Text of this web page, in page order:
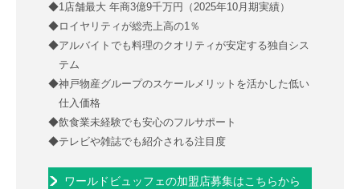
◆1店舗最大 年商3億9千万円（2025年10月期実績）
◆ロイヤリティが総売上高の1％
◆アルバイトでも料理のクオリティが安定する独自シス
テム
◆神戸物産グループのスケールメリットを活かした低い
仕入価格
◆飲食業未経験でも安心のフルサポート
◆テレビや雑誌でも紹介される注目度
ワールドビュッフェの加盟店募集はこちらから